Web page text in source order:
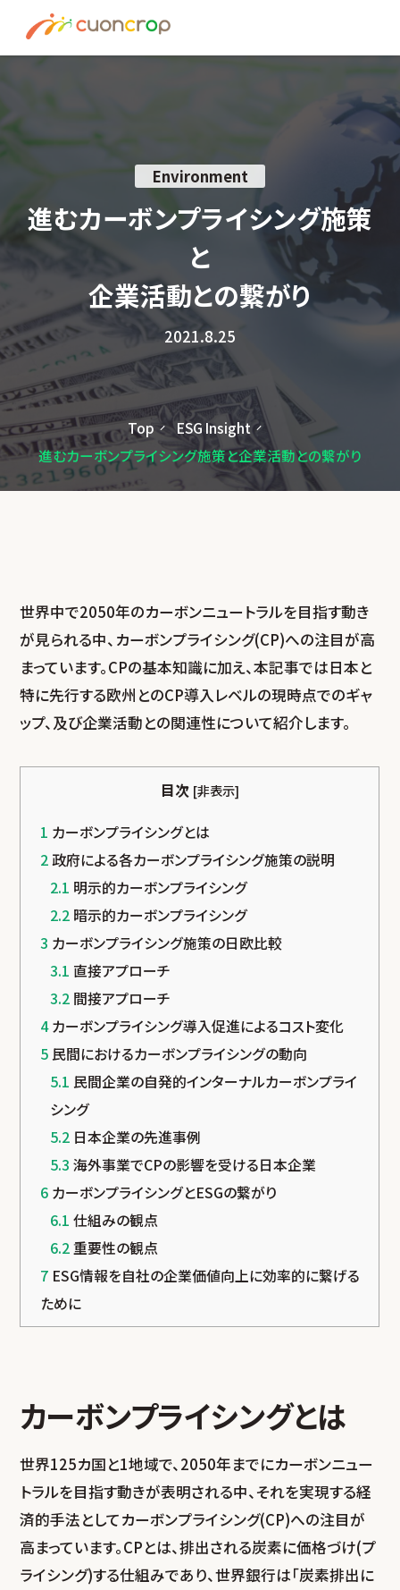
Recruit
資料請求はこちら
お問い合わせ
Environment
進むカーボンプライシング施策
と
企業活動との繋がり
2021.8.25
Top
ESG Insight
進むカーボンプライシング施策と企業活動との繋がり
世界中で2050年のカーボンニュートラルを目指す動き
が見られる中、カーボンプライシング(CP)への注目が高
まっています。CPの基本知識に加え、本記事では日本と
特に先行する欧州とのCP導入レベルの現時点でのギャ
ップ、及び企業活動との関連性について紹介します。
目次 [非表示]
1 カーボンプライシングとは
2政府による各カーボンプライシング施策の説明
2.1 明示的カーボンプライシング
2.2暗示的カーボンプライシング
3 カーボンプライシング施策の日欧比較
3.1 直接アプローチ
3.2間接アプローチ
4カーボンプライシング導入促進によるコスト変化
5民間におけるカーボンプライシングの動向
5.1 民間企業の自発的インターナルカーボンプライ
シング
5.2日本企業の先進事例
5.3 海外事業でCPの影響を受ける日本企業
6カーボンプライシングとESGの繋がり
6.1 仕組みの観点
6.2重要性の観点
7ESG情報を自社の企業価値向上に効率的に繋げる
ために
カーボンプライシングとは
世界125カ国と1地域で、2050年までにカーボンニュー
トラルを目指す動きが表明される中、それを実現する経
済的手法としてカーボンプライシング(CP)への注目が
高まっています。CPとは、排出される炭素に価格づけ(プ
ライシング)する仕組みであり、世界銀行は「炭素排出に